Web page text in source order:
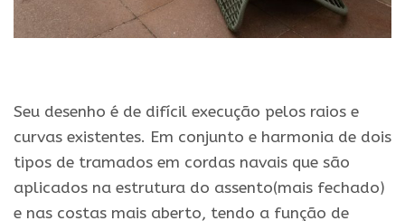
Seu desenho é de difícil execução pelos raios e
curvas existentes. Em conjunto e harmonia de dois
tipos de tramados em cordas navais que são
aplicados na estrutura do assento(mais fechado)
e nas costas mais aberto, tendo a função de